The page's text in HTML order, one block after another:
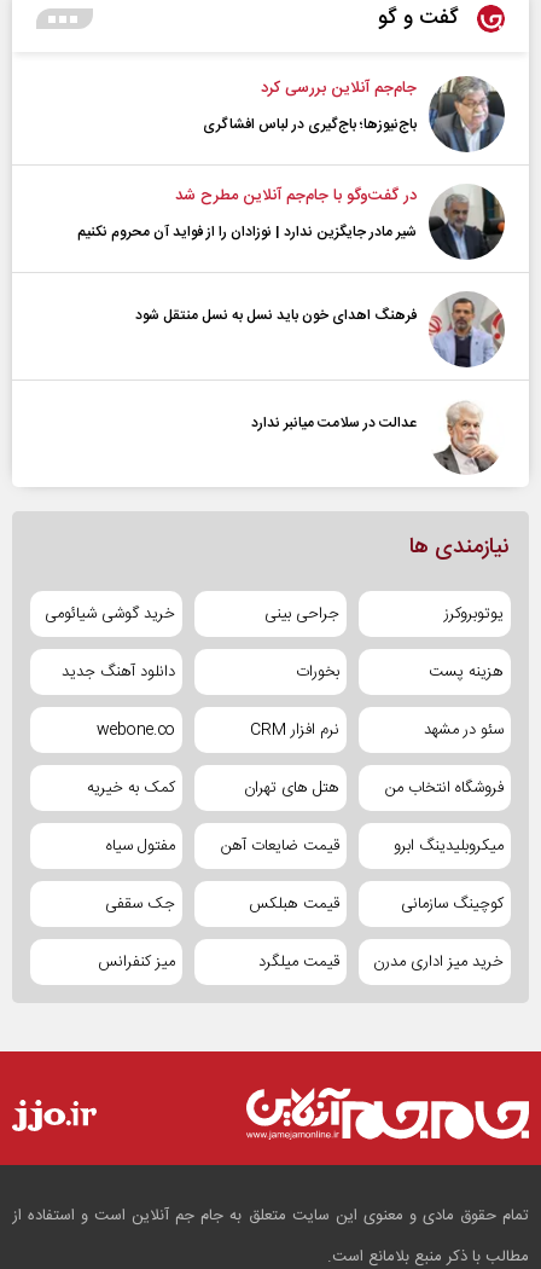
گفت و گو
جام‌جم آنلاین بررسی کرد
باج‌نیوزها؛ باج‌گیری در لباس افشاگری
در گفت‌و‌گو با جام‌جم آنلاین مطرح شد
شیر مادر جایگزین ندارد | نوزادان را از فواید آن محروم نکنیم
فرهنگ اهدای خون باید نسل به نسل منتقل شود
عدالت در سلامت میانبر ندارد
نیازمندی ها
یوتوبروکرز جراحی بینی خرید گوشی شیائومی
هزینه پست بخورات دانلود آهنگ جدید
سئو در مشهد نرم افزار CRM webone.co
فروشگاه انتخاب من هتل های تهران کمک به خیریه
میکروبلیدینگ ابرو قیمت ضایعات آهن مفتول سیاه
کوچینگ سازمانی قیمت هبلکس جک سقفی
خرید میز اداری مدرن قیمت میلگرد میز کنفرانس
تمام حقوق مادی و معنوی این سایت متعلق به جام جم آنلاین است و استفاده از
مطالب با ذکر منبع بلامانع است.